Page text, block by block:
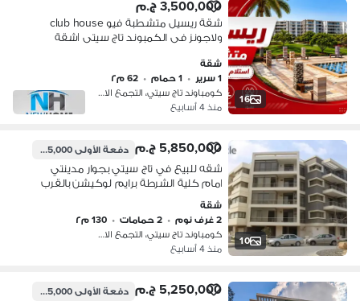
16
3,500,000 ج.م
شقة ريسيل متشطبة فيو club house
ولاجونز فى الكمبوند تاج سيتى |شقة
شقة
1 سرير
• 1 حمام • 62 م٢
كومباوند تاج سيتي، التجمع الاول
منذ 4 أسابيع
10
5,850,000 ج.م دفعة الأولى585,000 ج.م
شقه للبيع في تاج سيتي بجوار مدينتي
امام كلية الشرطة برايم لوكيشن بالقرب
من مدينة نصر ومصر الجديده
شقة
2 غرف نوم
• 2 حمامات • 130 م٢
كومباوند تاج سيتي، التجمع الاول
منذ 4 أسابيع
5,250,000 ج.م دفعة الأولى525,000 ج.م